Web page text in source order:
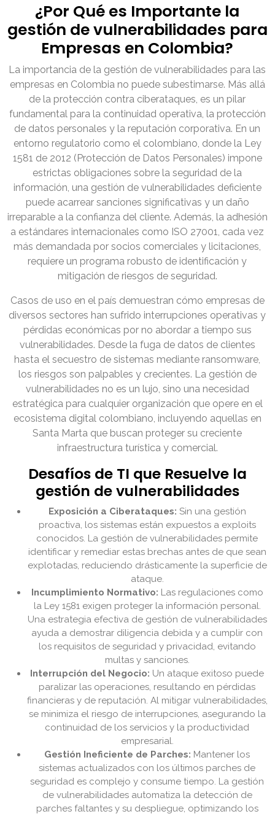
¿Por Qué es Importante la
gestión de vulnerabilidades para
Empresas en Colombia?
La importancia de la gestión de vulnerabilidades para las
empresas en Colombia no puede subestimarse. Más allá
de la protección contra ciberataques, es un pilar
fundamental para la continuidad operativa, la protección
de datos personales y la reputación corporativa. En un
entorno regulatorio como el colombiano, donde la Ley
1581 de 2012 (Protección de Datos Personales) impone
estrictas obligaciones sobre la seguridad de la
información, una gestión de vulnerabilidades deficiente
puede acarrear sanciones significativas y un daño
irreparable a la confianza del cliente. Además, la adhesión
a estándares internacionales como ISO 27001, cada vez
más demandada por socios comerciales y licitaciones,
requiere un programa robusto de identificación y
mitigación de riesgos de seguridad.
Casos de uso en el país demuestran cómo empresas de
diversos sectores han sufrido interrupciones operativas y
pérdidas económicas por no abordar a tiempo sus
vulnerabilidades. Desde la fuga de datos de clientes
hasta el secuestro de sistemas mediante ransomware,
los riesgos son palpables y crecientes. La gestión de
vulnerabilidades no es un lujo, sino una necesidad
estratégica para cualquier organización que opere en el
ecosistema digital colombiano, incluyendo aquellas en
Santa Marta que buscan proteger su creciente
infraestructura turística y comercial.
Desafíos de TI que Resuelve la
gestión de vulnerabilidades
Exposición a Ciberataques: Sin una gestión
proactiva, los sistemas están expuestos a exploits
conocidos. La gestión de vulnerabilidades permite
identificar y remediar estas brechas antes de que sean
explotadas, reduciendo drásticamente la superficie de
ataque.
Incumplimiento Normativo: Las regulaciones como
la Ley 1581 exigen proteger la información personal.
Una estrategia efectiva de gestión de vulnerabilidades
ayuda a demostrar diligencia debida y a cumplir con
los requisitos de seguridad y privacidad, evitando
multas y sanciones.
Interrupción del Negocio: Un ataque exitoso puede
paralizar las operaciones, resultando en pérdidas
financieras y de reputación. Al mitigar vulnerabilidades,
se minimiza el riesgo de interrupciones, asegurando la
continuidad de los servicios y la productividad
empresarial.
Gestión Ineficiente de Parches: Mantener los
sistemas actualizados con los últimos parches de
seguridad es complejo y consume tiempo. La gestión
de vulnerabilidades automatiza la detección de
parches faltantes y su despliegue, optimizando los